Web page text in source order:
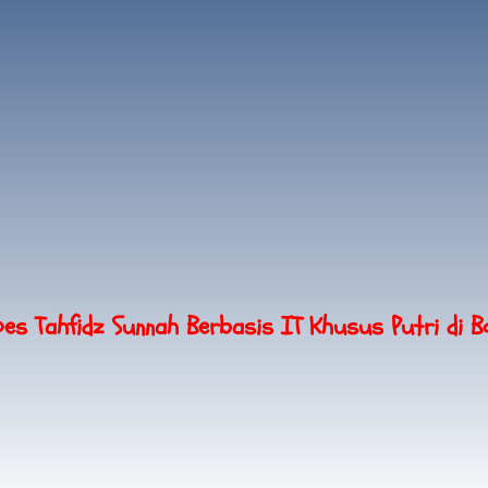
Tahfidz Sunnah Berbasis IT Khusus Putri di